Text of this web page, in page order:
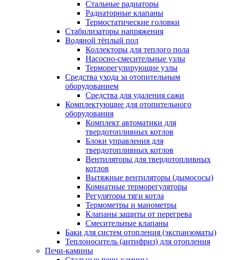
Стальные радиаторы
Радиаторные клапаны
Термостатические головки
Стабилизаторы напряжения
Водяной тёплый пол
Коллекторы для теплого пола
Насосно-смесительные узлы
Терморегулирующие узлы
Средства ухода за отопительным
оборудованием
Средства для удаления сажи
Комплектующие для отопительного
оборудования
Комплект автоматики для
твердотопливных котлов
Блоки управления для
твердотопливных котлов
Вентиляторы для твердотопливных
котлов
Вытяжные вентиляторы (дымососы)
Комнатные терморегуляторы
Регуляторы тяги котла
Термометры и манометры
Клапаны защиты от перегрева
Смесительные клапаны
Баки для систем отопления (экспанзоматы)
Теплоноситель (антифриз) для отопления
Печи-камины